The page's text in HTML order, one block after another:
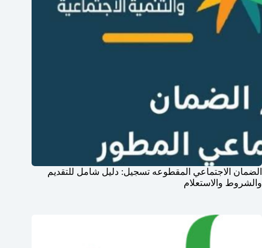
الضمان الاجتماعي المقطوعه تسجيل: دليل شامل للتقديم
والشروط والاستعلام